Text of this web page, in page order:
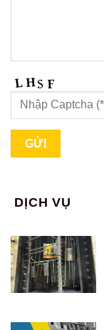
DỊCH VỤ